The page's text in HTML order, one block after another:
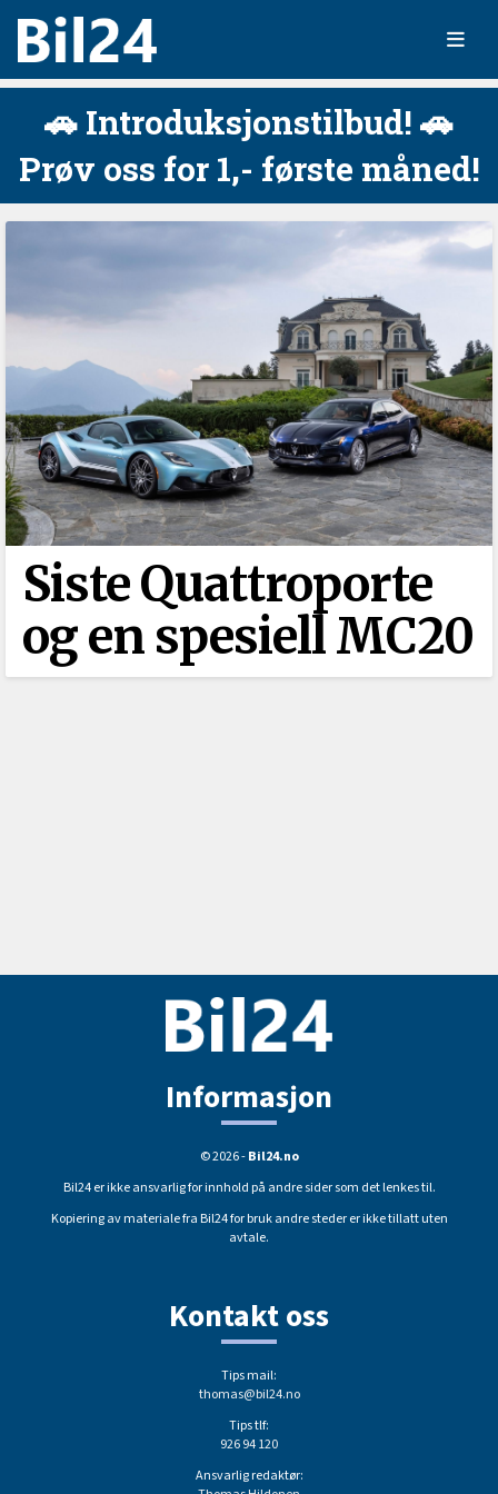
🚗 Introduksjonstilbud! 🚗
Prøv oss for 1,- første måned!
Siste Quattroporte
og en spesiell MC20
Informasjon
© 2026 -Bil24.no
Bil24 er ikke ansvarlig for innhold på andre sider som det lenkes til.
Kopiering av materiale fra Bil24 for bruk andre steder er ikke tillatt uten
avtale.
Kontakt oss
Tips mail:
thomas@bil24.no
Tips tlf:
926 94 120
Ansvarlig redaktør: